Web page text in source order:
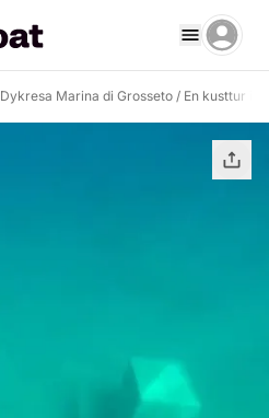
Dykresa Marina di Grosseto / En kusttur i